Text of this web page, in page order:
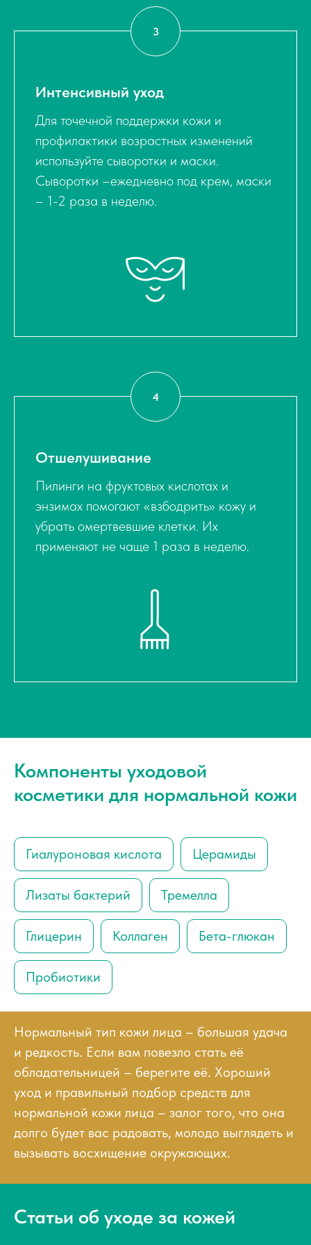
Интенсивный уход
Для точечной поддержки кожи и
профилактики возрастных изменений
используйте сыворотки и маски.
Сыворотки –ежедневно под крем, маски
– 1-2 раза в неделю.
Отшелушивание
Пилинги на фруктовых кислотах и
энзимах помогают «взбодрить» кожу и
убрать омертвевшие клетки. Их
применяют не чаще 1 раза в неделю.
Компоненты уходовой
косметики для нормальной кожи
Гиалуроновая кислота Церамиды
Лизаты бактерий Тремелла
Глицерин Коллаген Бета-глюкан
Пробиотики
Нормальный тип кожи лица – большая удача
и редкость. Если вам повезло стать её
обладательницей – берегите её. Хороший
уход и правильный подбор средств для
нормальной кожи лица – залог того, что она
долго будет вас радовать, молодо выглядеть и
вызывать восхищение окружающих.
Статьи об уходе за кожей